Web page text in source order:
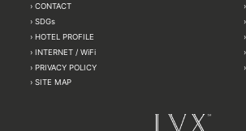
CONTACT
SDGs
HOTEL PROFILE
INTERNET / WiFi
PRIVACY POLICY
SITE MAP